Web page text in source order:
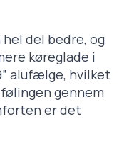
del bedre, og
køreglade i
alufælge, hvilket
gennem
er det